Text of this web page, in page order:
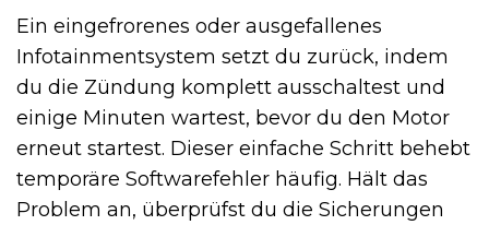
Ein eingefrorenes oder ausgefallenes
Infotainmentsystem setzt du zurück, indem
du die Zündung komplett ausschaltest und
einige Minuten wartest, bevor du den Motor
erneut startest. Dieser einfache Schritt behebt
temporäre Softwarefehler häufig. Hält das
Problem an, überprüfst du die Sicherungen